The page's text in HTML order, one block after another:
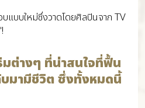
แบบใหม่ซึ่งวาดโดยศิลปินจาก TV
ต่างๆ ที่น่าสนใจที่ฟื้น
มามีชีวิต ซึ่งทั้งหมดนี้